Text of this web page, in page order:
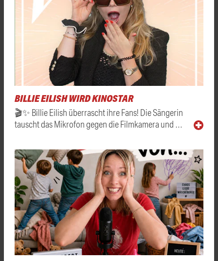
BILLIE EILISH WIRD KINOSTAR
🎬✨ Billie Eilish überrascht ihre Fans! Die Sängerin
tauscht das Mikrofon gegen die Filmkamera und …